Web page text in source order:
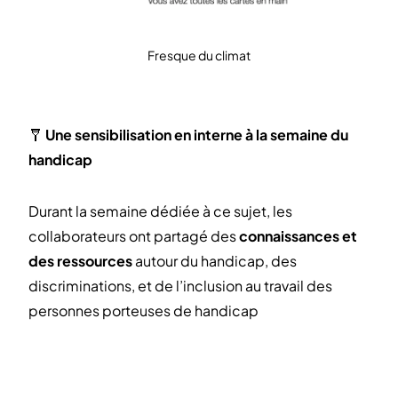
Fresque du climat
🩼 Une sensibilisation en interne à la semaine du
handicap
Durant la semaine dédiée à ce sujet, les
collaborateurs ont partagé desconnaissances et
des ressourcesautour du handicap, des
discriminations, et de l’inclusion au travail des
personnes porteuses de handicap